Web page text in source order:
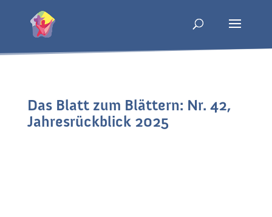
Das Blatt zum Blättern: Nr. 42,
Jahresrückblick 2025